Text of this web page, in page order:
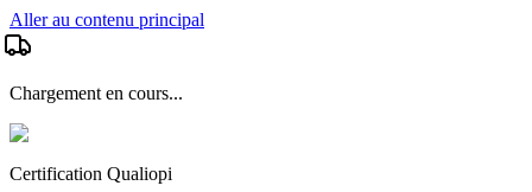
Aller au contenu principal
Chargement en cours...
Certification Qualiopi